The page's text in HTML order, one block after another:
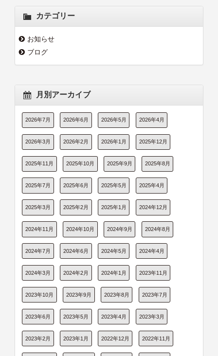
カテゴリー
お知らせ
ブログ
月別アーカイブ
2026年7月 2026年6月 2026年5月 2026年4月
2026年3月 2026年2月 2026年1月 2025年12月
2025年11月 2025年10月 2025年9月 2025年8月
2025年7月 2025年6月 2025年5月 2025年4月
2025年3月 2025年2月 2025年1月 2024年12月
2024年11月 2024年10月 2024年9月 2024年8月
2024年7月 2024年6月 2024年5月 2024年4月
2024年3月 2024年2月 2024年1月 2023年11月
2023年10月 2023年9月 2023年8月 2023年7月
2023年6月 2023年5月 2023年4月 2023年3月
2023年2月 2023年1月 2022年12月 2022年11月